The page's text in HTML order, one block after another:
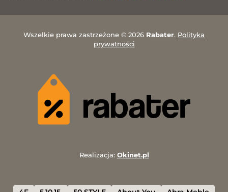
Wszelkie prawa zastrzeżone © 2026 Rabater. Polityka
prywatności
Realizacja: Okinet.pl